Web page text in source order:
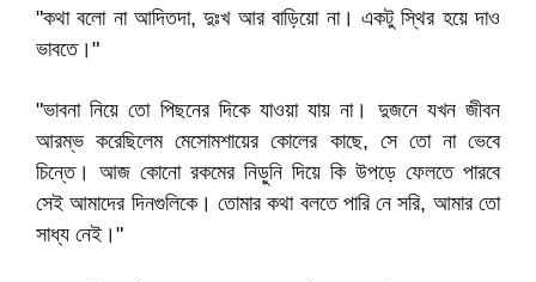
"কথা বলো না আদিতদা, দুঃখ আর বাড়িয়ো না। একটু স্থির হয়ে দাও
ভাবতে।"
"ভাবনা নিয়ে তো পিছনের দিকে যাওয়া যায় না। দুজনে যখন জীবন
আরম্ভ করেছিলেম মেসোমশায়ের কোলের কাছে, সে তো না ভেবে
চিন্তে। আজ কোনো রকমের নিড়ুনি দিয়ে কি উপড়ে ফেলতে পারবে
সেই আমাদের দিনগুলিকে। তোমার কথা বলতে পারি নে সরি, আমার তো
সাধ্য নেই।"